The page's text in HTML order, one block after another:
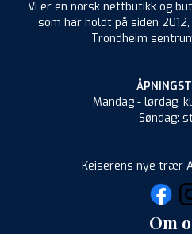
Vi er en norsk nettbutikk og
som har holdt på siden
Trondheim
Mandag - lørdag:
Søndag:
Keiserens nye trær
Om